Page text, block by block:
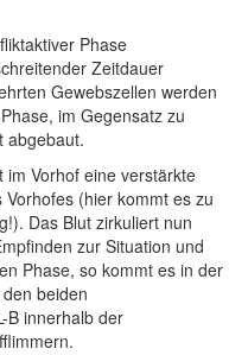
Phase
Zeitdauer
Gewebszellen werden
im Gegensatz zu
abgebaut.
Vorhof eine verstärkte
(hier kommt es zu
Das Blut zirkuliert nun
zur Situation und
Phase, so kommt es in der
beiden
B innerhalb der